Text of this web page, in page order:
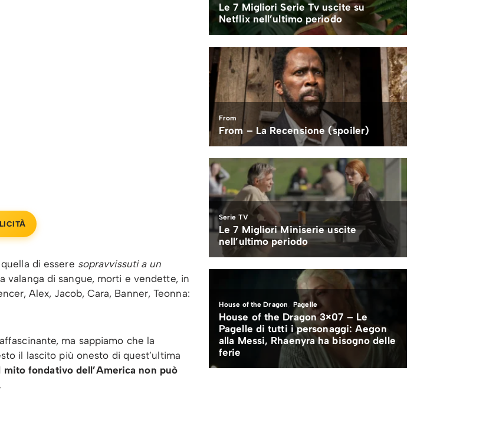
di essere sopravvissuti a un
valanga di sangue, morti e vendette, in
Alex, Jacob, Cara, Banner, Teonna:
ma sappiamo che la
il lascito più onesto di quest’ultima
mito fondativo dell’America non può
.